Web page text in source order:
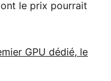
le prix pourrait
GPU dédié, le